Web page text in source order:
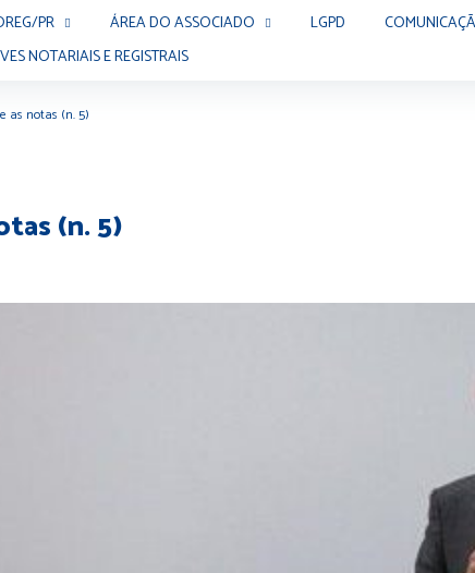
PR ÁREA DO ASSOCIADO LGPD
NOTARIAIS E REGISTRAIS
as notas (n. 5)
(n. 5)